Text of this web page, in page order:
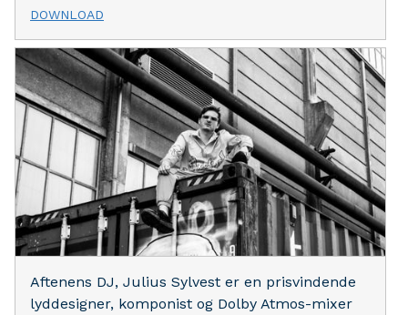
DOWNLOAD
Aftenens DJ, Julius Sylvest er en prisvindende
lyddesigner, komponist og Dolby Atmos-mixer